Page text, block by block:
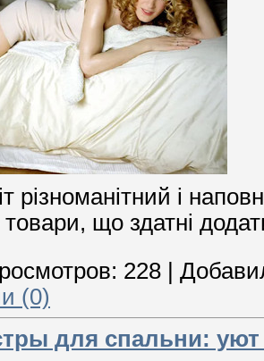
різноманітний і
що здатні
228 |
(0)
для спальни: